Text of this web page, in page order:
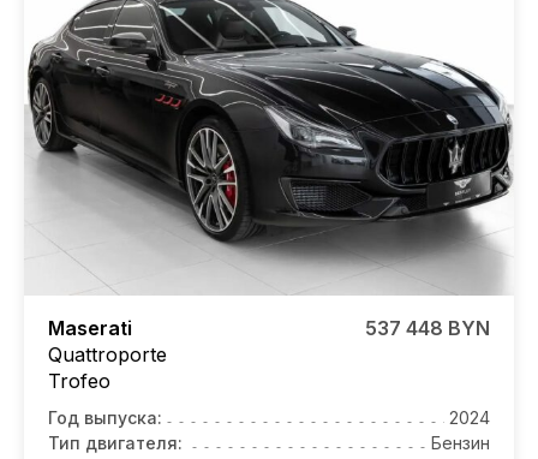
Maserati
Quattroporte
Trofeo
537 448 BYN
Год выпуска:
2024
Тип двигателя:
Бензин